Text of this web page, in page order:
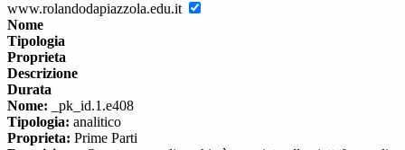
www.rolandodapiazzola.edu.it
Nome
Tipologia
Proprieta
Descrizione
Durata
Nome: _pk_id.1.e408
Tipologia: analitico
Proprieta: Prime Parti